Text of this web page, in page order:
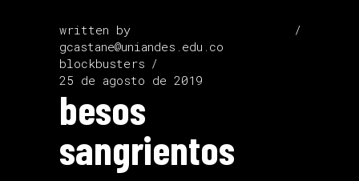
written by
gcastane@uniandes.edu.co
blockbusters
25 de agosto de 2019
besos
sangrientos